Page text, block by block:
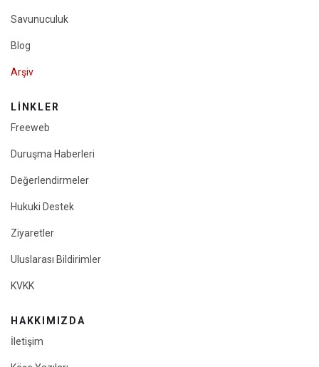
Savunuculuk
Blog
Arşiv
LINKLER
Freeweb
Duruşma Haberleri
Değerlendirmeler
Hukuki Destek
Ziyaretler
Uluslarası Bildirimler
KVKK
HAKKIMIZDA
İletişim